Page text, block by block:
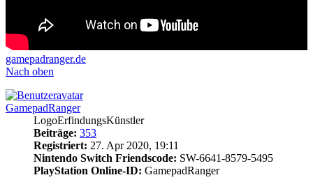
gamepadranger.de
Nach oben
GamepadRanger
LogoErfindungsKünstler
Beiträge: 353
Registriert: 27. Apr 2020, 19:11
Nintendo Switch Friendscode: SW-6641-8579-5495
PlayStation Online-ID: GamepadRanger